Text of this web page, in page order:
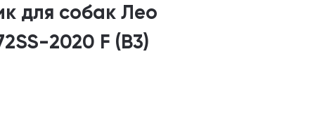
для собак Лео
2020 F (B3)